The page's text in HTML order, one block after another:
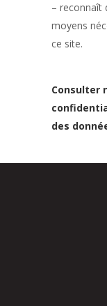
– reconnaît
moyens
ce site.
Consulter
des